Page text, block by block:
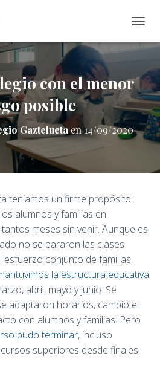
A
I
A
R
M
O
D
G
Ó
con el menor
posible
Gaztelueta en14/09/2020
teníamos un firme propósito:
alumnos y familias en
meses sin venir. Aunque es
no se pararon las clases
esfuerzo conjunto de familias,
la estructura educativa
abril, mayo y junio. Se
adaptaron horarios, cambió el
con alumnos y familias. Pero
pudo terminar, incluso
superiores desde finales